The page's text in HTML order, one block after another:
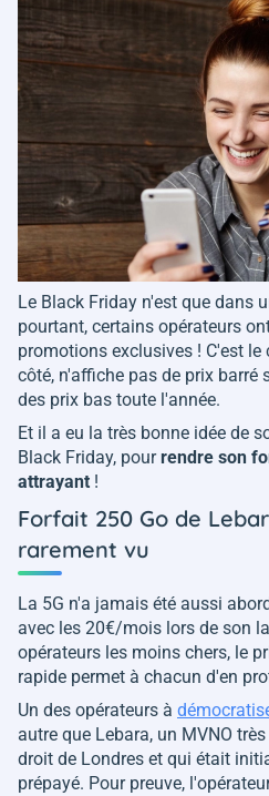
Le Black Friday n'est que dans
pourtant, certains opérateurs
promotions exclusives ! C'est le
côté, n'affiche pas de prix
des prix bas toute l'année.
Et il a eu la très bonne idée de
Black Friday, pourrendre son
attrayant !
Forfait 250 Go de
rarement vu
La 5G n'a jamais été aussi
avec les 20€/mois lors de son
opérateurs les moins chers, le
rapide permet à chacun d'en
Un des opérateurs à
autre que Lebara, un MVNO
droit de Londres et qui était
prépayé. Pour preuve,